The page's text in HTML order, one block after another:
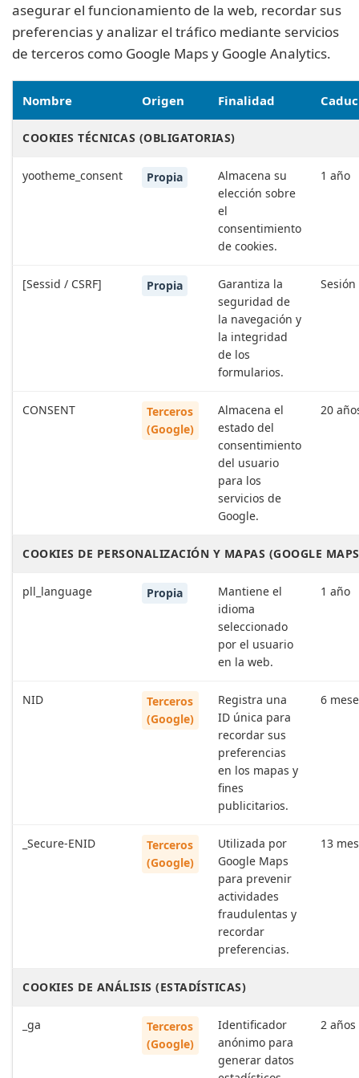
asegurar el funcionamiento de la web, recordar sus
preferencias y analizar el tráfico mediante servicios
de terceros como Google Maps y Google Analytics.
Nombre Origen Finalidad
COOKIES TÉCNICAS (OBLIGATORIAS)
yootheme_consent Propia
Almacena su
elección sobre
el
consentimiento
de cookies.
1 año
[Sessid / CSRF] Propia
Garantiza la
seguridad de
la navegación y
la integridad
de los
formularios.
Sesión
CONSENT
Terceros
(Google)
Almacena el
estado del
consentimiento
del usuario
para los
servicios de
Google.
20
COOKIES DE PERSONALIZACIÓN Y MAPAS (GOOGLE
pll_language Propia
Mantiene el
idioma
seleccionado
por el usuario
en la web.
1 año
NID
Terceros
(Google)
Registra una
ID única para
recordar sus
preferencias
en los mapas y
fines
publicitarios.
6
_Secure-ENID
Terceros
(Google)
Utilizada por
Google Maps
para prevenir
actividades
fraudulentas y
recordar
preferencias.
13
COOKIES DE ANÁLISIS (ESTADÍSTICAS)
_ga
Terceros
(Google)
Identificador
anónimo para
generar datos
2 años